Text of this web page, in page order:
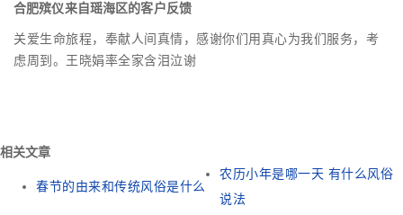
合肥殡仪来自瑶海区的客户反馈
关爱生命旅程，奉献人间真情，感谢你们用真心为我们服务，考
虑周到。王晓娟率全家含泪泣谢
相关文章
春节的由来和传统风俗是什么
农历小年是哪一天 有什么风俗
说法